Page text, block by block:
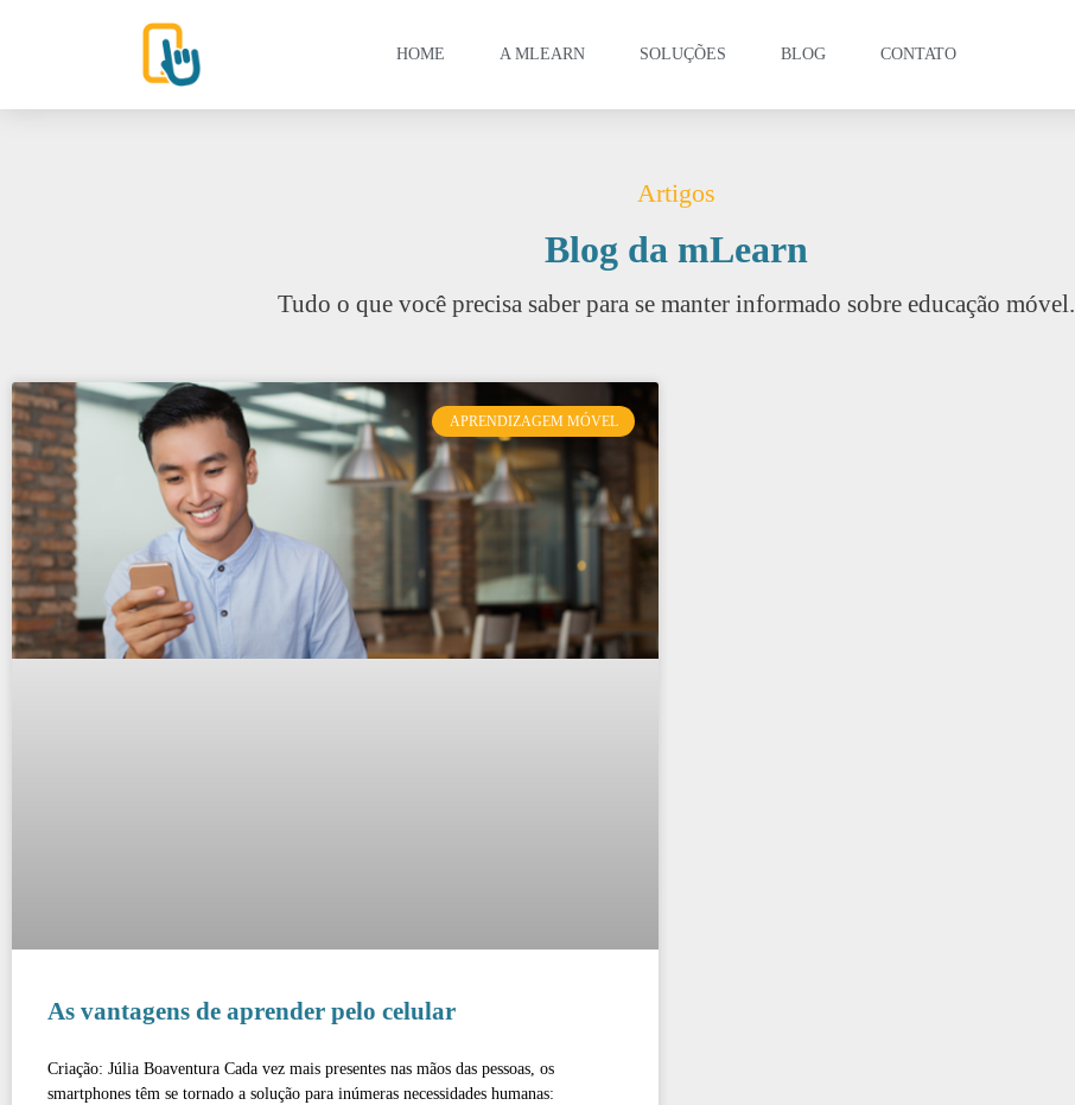
HOME A MLEARN SOLUÇÕES BLOG CONTATO
Artigos
Blog da mLearn
Tudo o que você precisa saber para se manter informado sobre educação móvel.
APRENDIZAGEM MÓVEL
As vantagens de aprender pelo celular
Criação: Júlia Boaventura Cada vez mais presentes nas mãos das pessoas, os
smartphones têm se tornado a solução para inúmeras necessidades humanas: